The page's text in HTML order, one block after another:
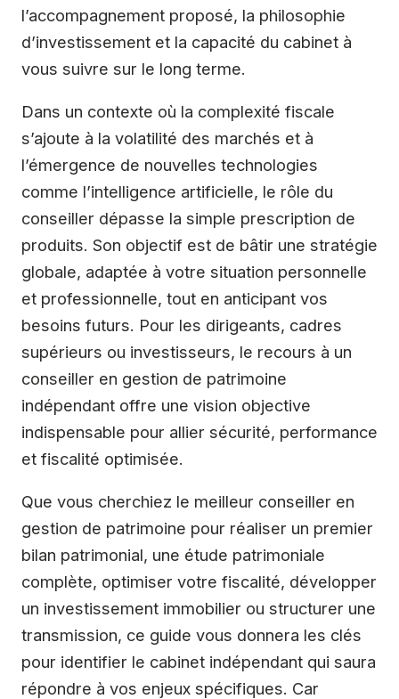
l’accompagnement proposé, la philosophie
d’investissement et la capacité du cabinet à
vous suivre sur le long terme.
Dans un contexte où la complexité fiscale
s’ajoute à la volatilité des marchés et à
l’émergence de nouvelles technologies
comme l’intelligence artificielle, le rôle du
conseiller dépasse la simple prescription de
produits. Son objectif est de bâtir une stratégie
globale, adaptée à votre situation personnelle
et professionnelle, tout en anticipant vos
besoins futurs. Pour les dirigeants, cadres
supérieurs ou investisseurs, le recours à un
conseiller en gestion de patrimoine
indépendant offre une vision objective
indispensable pour allier sécurité, performance
et fiscalité optimisée.
Que vous cherchiez le meilleur conseiller en
gestion de patrimoine pour réaliser un premier
bilan patrimonial, une étude patrimoniale
complète, optimiser votre fiscalité, développer
un investissement immobilier ou structurer une
transmission, ce guide vous donnera les clés
pour identifier le cabinet indépendant qui saura
répondre à vos enjeux spécifiques. Car